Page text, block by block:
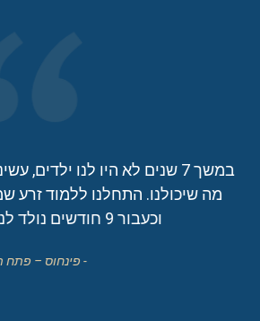
שנים לא היו לנו ילדים, עשינו כל
ללמוד זרע שמשון